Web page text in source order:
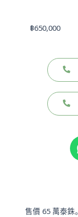
฿650,000
售價 65 萬泰銖。